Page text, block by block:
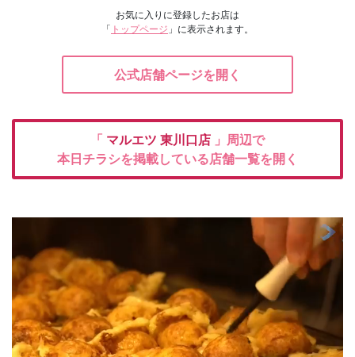
お気に入りに登録したお店は
「 トップページ 」に表示されます。
公式店舗ページを開く
「 マルエツ 東川口店 」周辺で
本日チラシを掲載している店舗一覧を開く